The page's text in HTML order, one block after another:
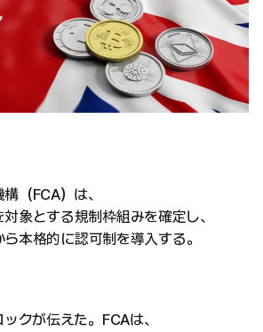
（FCA）は、
象とする規制枠組みを確定し、
本格的に認可制を導入する。
クが伝えた。FCAは、